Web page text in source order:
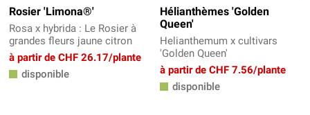
Rosier 'Limona®'
Rosa x hybrida : Le Rosier à
grandes fleurs jaune citron
à partir de CHF 26.17/plante
disponible
Hélianthèmes 'Golden
Queen'
Helianthemum x cultivars
'Golden Queen'
à partir de CHF 7.56/plante
disponible